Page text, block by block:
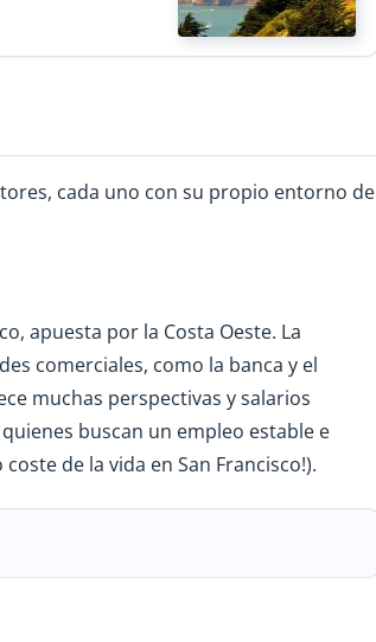
cada uno con su propio entorno de
apuesta por la Costa Oeste. La
comerciales, como la banca y el
muchas perspectivas y salarios
buscan un empleo estable e
de la vida en San Francisco!).